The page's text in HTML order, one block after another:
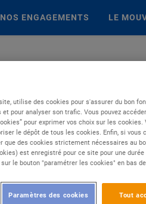
NOS ENGAGEMENTS LE
utilise des cookies pour s'assurer du bon
pour analyser son trafic. Vous pouvez
pour exprimer vos choix sur les
le dépôt de tous les cookies. Enfin, si vous
que des cookies strictement nécessaires au
est enregistré pour ce site pour une
le bouton "paramétrer les cookies" en bas
Tout
Paramètres des cookies